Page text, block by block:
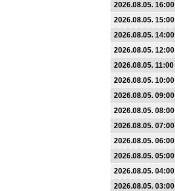
2026.08.05. 16:00
2026.08.05. 15:00
2026.08.05. 14:00
2026.08.05. 12:00
2026.08.05. 11:00
2026.08.05. 10:00
2026.08.05. 09:00
2026.08.05. 08:00
2026.08.05. 07:00
2026.08.05. 06:00
2026.08.05. 05:00
2026.08.05. 04:00
2026.08.05. 03:00